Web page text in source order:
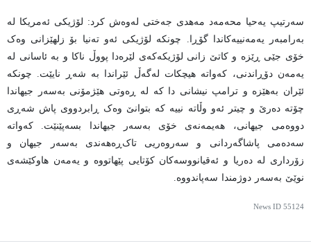
سەرتیپ یەحیا محەمەد مەهدی جەختی لەوەش کرد: لۆژیکی ئەمریکا لە
بەرامبەر یەمەنییەکاندا گۆڕا. چونکە لۆژیکی ئەو تەنیا بۆ زلهێزانی وەک
خۆی جێی ڕێزە و کاتێ زانی لۆژیکەکەی لێرەدا پووڵ ناکا و بە ئاسانی لە
یەمەن دۆڕاندنی، کەواتە هیچکات لەگەڵ ئێراندا بە شەڕ نایێت. چونکە
ئێران بەهێزە و ترامپ نیشانی دا کە لە ڕەوتی هێژمۆنی بەسەر جیهاندا
چۆتە دەرێ و چیتر ئەو وڵاتە نییە کە بتوانێ وەک ڕابردووی پاش شەڕی
دووەمی جیهانی، هەیمەنەی خۆی بەسەر جیهاندا بسەپێنێت. کەواتە
سەدەمی پاشاگەردانی و سەروەریی تاک‌ڕەهەندی بەسەر جیهان و
زۆرداری لە دەریا و ئەقیانووسەکان کۆتایی پێهاتووە و یەمەن هاوکێشەی
نوێێ بەسەر دوژمندا سەپاندووە.
News ID 55124